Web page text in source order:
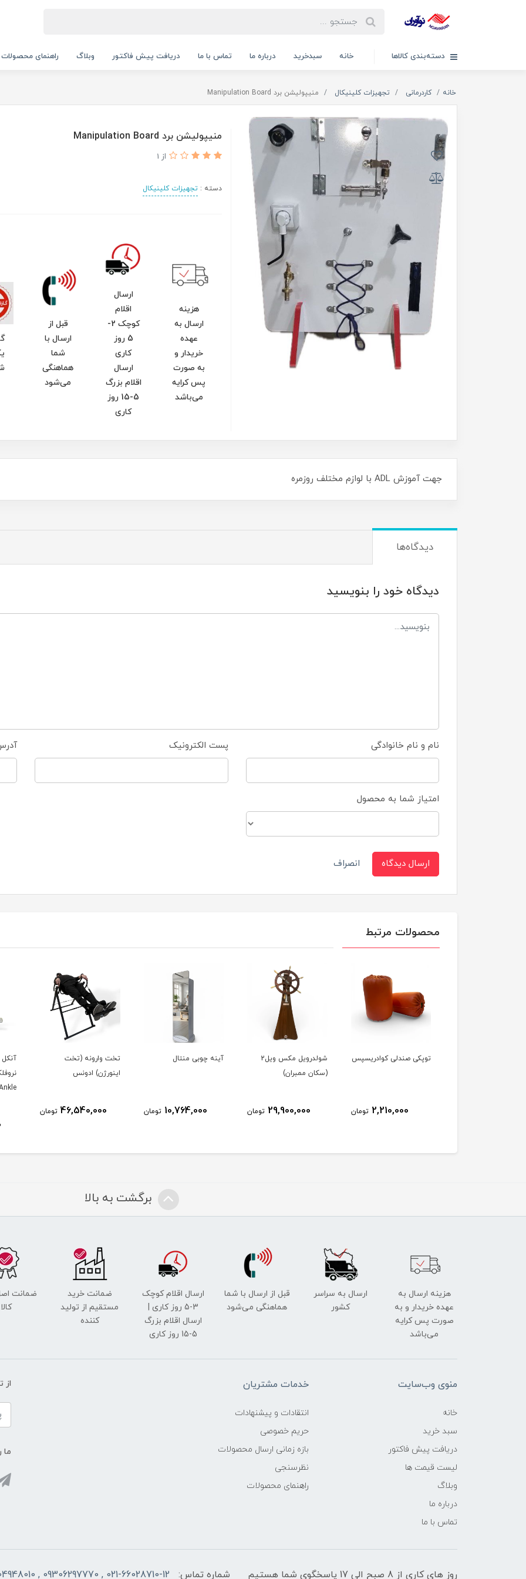
دسته‌بندی کالاها خانه سبدخرید درباره ما تماس با ما دریافت پیش فاکتور وبلاگ راهنمای محصولات
خانه کاردرمانی تجهیزات کلینیکال منیپولیشن برد Manipulation Board
منیپولیشن برد Manipulation Board
از 1
دسته :تجهیزات کلینیکال
هزینه
ارسال به
عهده
خریدار و
به صورت
پس کرایه
می‌باشد
ارسال
اقلام
کوچک 2-
5 روز
کاری
ارسال
اقلام بزرگ
5-15 روز
کاری
قبل از
ارسال با
شما
هماهنگی
می‌شود
جهت آموزش ADL با لوازم مختلف روزمره
دیدگاه‌ها
دیدگاه خود را بنویسید
نام و نام خانوادگی پست الکترونیک
امتیاز شما به محصول
ارسال دیدگاه انصراف
محصولات مرتبط
توپکی صندلی کوادریسپس
2,210,000 تومان
شولدرویل مکس ویل2
(سکان ممبران)
29,900,000 تومان
آینه چوبی منتال
10,764,000 تومان
تخت وارونه (تخت
اينورژن) ادونس
46,540,000 تومان
آنکل
برگشت به بالا
هزینه ارسال به
عهده خریدار و به
صورت پس کرایه
می‌باشد
ارسال به سراسر
کشور
قبل از ارسال با شما
هماهنگی می‌شود
ارسال اقلام کوچک
3-5 روز کاری |
ارسال اقلام بزرگ
5-15 روز کاری
ضمانت خرید
مستقیم از تولید
کننده
ضمانت
کالا
منوی وب‌سایت
خانه
سبد خرید
دریافت پیش فاکتور
لیست قیمت ها
وبلاگ
درباره ما
تماس با ما
خدمات مشتریان
انتقادات و پیشنهادات
حریم خصوصی
بازه زمانی ارسال محصولات
نظرسنجی
راهنمای محصولات
از
ما
روز های کاری از 8 صبح الی 17 پاسخگوی شما هستیم شماره تماس: 021-66028710-12 , 09306297770 , 09104948010